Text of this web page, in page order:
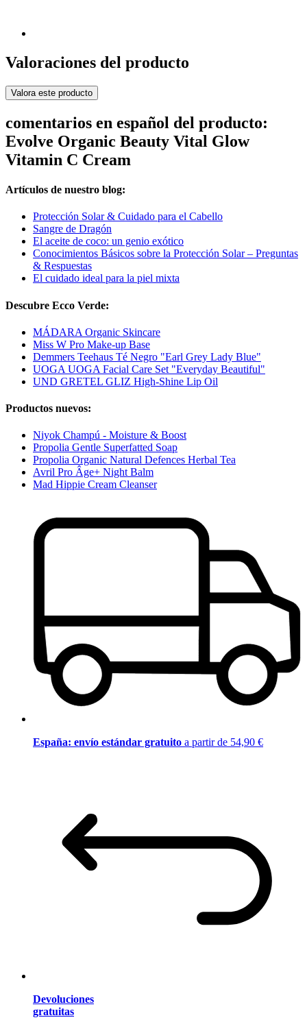
Valoraciones del producto
Valora este producto
comentarios en español del producto:
Evolve Organic Beauty Vital Glow
Vitamin C Cream
Artículos de nuestro blog:
Protección Solar & Cuidado para el Cabello
Sangre de Dragón
El aceite de coco: un genio exótico
Conocimientos Básicos sobre la Protección Solar – Preguntas
& Respuestas
El cuidado ideal para la piel mixta
Descubre Ecco Verde:
MÁDARA Organic Skincare
Miss W Pro Make-up Base
Demmers Teehaus Té Negro "Earl Grey Lady Blue"
UOGA UOGA Facial Care Set "Everyday Beautiful"
UND GRETEL GLIZ High-Shine Lip Oil
Productos nuevos:
Niyok Champú - Moisture & Boost
Propolia Gentle Superfatted Soap
Propolia Organic Natural Defences Herbal Tea
Avril Pro Âge+ Night Balm
Mad Hippie Cream Cleanser
España: envío estándar gratuito a partir de 54,90 €
Devoluciones
gratuitas